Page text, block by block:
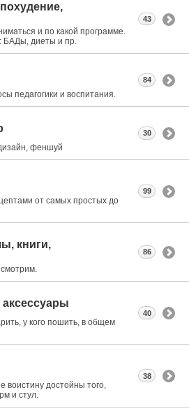
и по какой программе.
БАДы, диеты и пр.
43
педагогики и воспитания.
84
феншуй
30
от самых простых до
99
книги,
86
у кого пошить, в общем
40
воистину достойны того,
и стул.
38